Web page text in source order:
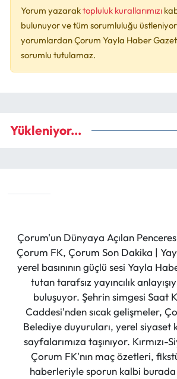
Yorum yazaraktopluluk kurallarımızı
bulunuyor ve tüm sorumluluğu
yorumlardan Çorum Yayla Haber
sorumlu tutulamaz.
Yükleniyor...
Çorum'un Dünyaya Açılan
Çorum FK, Çorum Son Dakika |
yerel basınının güçlü sesi Yayla
tutan tarafsız yayıncılık
buluşuyor. Şehrin simgesi Saat
Caddesi'nden sıcak gelişmeler,
Belediye duyuruları, yerel siyaset
sayfalarımıza taşınıyor. Kırmızı-
Çorum FK'nın maç özetleri,
haberleriyle sporun kalbi